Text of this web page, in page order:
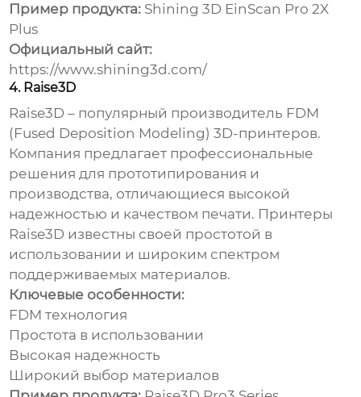
Пример продукта: Shining 3D EinScan Pro 2X
Plus
Официальный сайт:
https://www.shining3d.com/
4. Raise3D
Raise3D – популярный производитель FDM
(Fused Deposition Modeling) 3D-принтеров.
Компания предлагает профессиональные
решения для прототипирования и
производства, отличающиеся высокой
надежностью и качеством печати. Принтеры
Raise3D известны своей простотой в
использовании и широким спектром
поддерживаемых материалов.
Ключевые особенности:
FDM технология
Простота в использовании
Высокая надежность
Широкий выбор материалов